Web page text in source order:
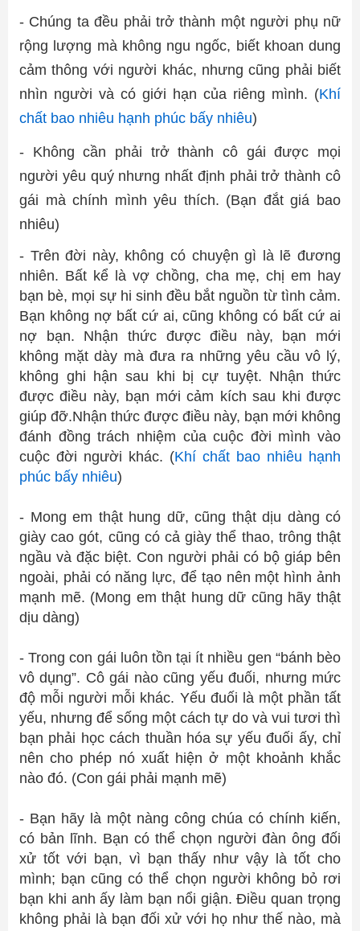
- Chúng ta đều phải trở thành một người phụ nữ
rộng lượng mà không ngu ngốc, biết khoan dung
cảm thông với người khác, nhưng cũng phải biết
nhìn người và có giới hạn của riêng mình. (Khí
chất bao nhiêu hạnh phúc bấy nhiêu)
- Không cần phải trở thành cô gái được mọi
người yêu quý nhưng nhất định phải trở thành cô
gái mà chính mình yêu thích. (Bạn đắt giá bao
nhiêu)
- Trên đời này, không có chuyện gì là lẽ đương
nhiên. Bất kể là vợ chồng, cha mẹ, chị em hay
bạn bè, mọi sự hi sinh đều bắt nguồn từ tình cảm.
Bạn không nợ bất cứ ai, cũng không có bất cứ ai
nợ bạn. Nhận thức được điều này, bạn mới
không mặt dày mà đưa ra những yêu cầu vô lý,
không ghi hận sau khi bị cự tuyệt. Nhận thức
được điều này, bạn mới cảm kích sau khi được
giúp đỡ.Nhận thức được điều này, bạn mới không
đánh đồng trách nhiệm của cuộc đời mình vào
cuộc đời người khác. (Khí chất bao nhiêu hạnh
phúc bấy nhiêu)
- Mong em thật hung dữ, cũng thật dịu dàng có
giày cao gót, cũng có cả giày thể thao, trông thật
ngầu và đặc biệt. Con người phải có bộ giáp bên
ngoài, phải có năng lực, để tạo nên một hình ảnh
mạnh mẽ. (Mong em thật hung dữ cũng hãy thật
dịu dàng)
- Trong con gái luôn tồn tại ít nhiều gen “bánh bèo
vô dụng”. Cô gái nào cũng yếu đuối, nhưng mức
độ mỗi người mỗi khác. Yếu đuối là một phần tất
yếu, nhưng để sống một cách tự do và vui tươi thì
bạn phải học cách thuần hóa sự yếu đuối ấy, chỉ
nên cho phép nó xuất hiện ở một khoảnh khắc
nào đó. (Con gái phải mạnh mẽ)
- Bạn hãy là một nàng công chúa có chính kiến,
có bản lĩnh. Bạn có thể chọn người đàn ông đối
xử tốt với bạn, vì bạn thấy như vậy là tốt cho
mình; bạn cũng có thể chọn người không bỏ rơi
bạn khi anh ấy làm bạn nổi giận. Điều quan trọng
không phải là bạn đối xử với họ như thế nào, mà